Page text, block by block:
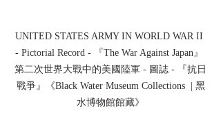
UNITED STATES ARMY IN WORLD WAR II
- Pictorial Record - 『The War Against Japan』
第二次世界大戰中的美國陸軍 - 圖誌 - 『抗日
戰爭』《Black Water Museum Collections  | 黑
水博物館館藏》